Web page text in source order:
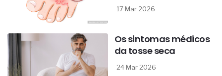
17 Mar 2026
Os sintomas médicos
da tosse seca
24 Mar 2026